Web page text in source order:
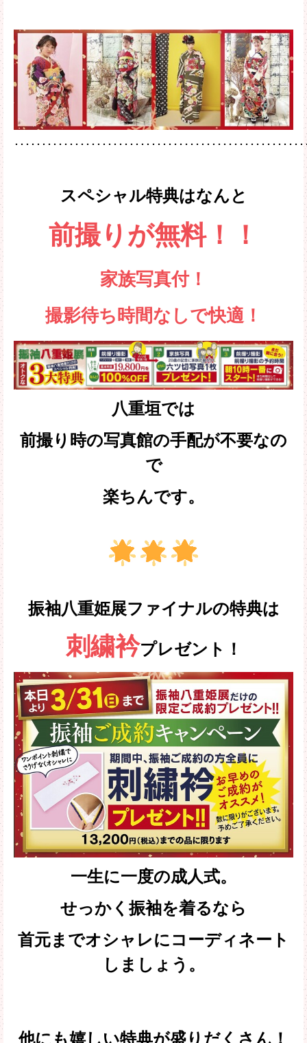
････････････････････････････････････････････････････
スペシャル特典はなんと
前撮りが無料！！
家族写真付！
撮影待ち時間なしで快適！
八重垣では
前撮り時の写真館の手配が不要なの
で
楽ちんです。
振袖八重姫展ファイナルの特典は
刺繍衿プレゼント！
一生に一度の成人式。
せっかく振袖を着るなら
首元までオシャレにコーディネート
しましょう。
他にも嬉しい特典が盛りだくさん！